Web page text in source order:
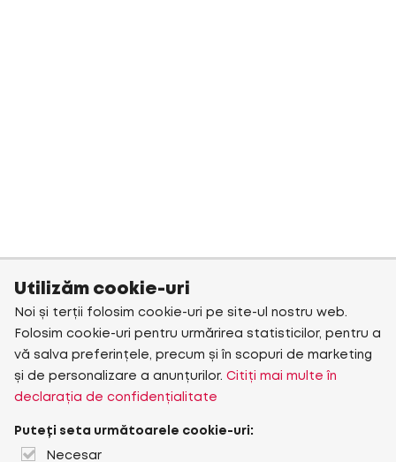
Utilizăm cookie-uri
Noi și terții folosim cookie-uri pe site-ul nostru web.
Folosim cookie-uri pentru urmărirea statisticilor, pentru a
vă salva preferințele, precum și în scopuri de marketing
și de personalizare a anunțurilor. Citiți mai multe în
declarația de confidențialitate
Puteți seta următoarele cookie-uri:
Necesar